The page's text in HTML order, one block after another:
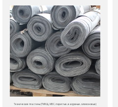
Технические пластины (ТМКЩ, МБС, пористые, вакуумные, силиконовые)